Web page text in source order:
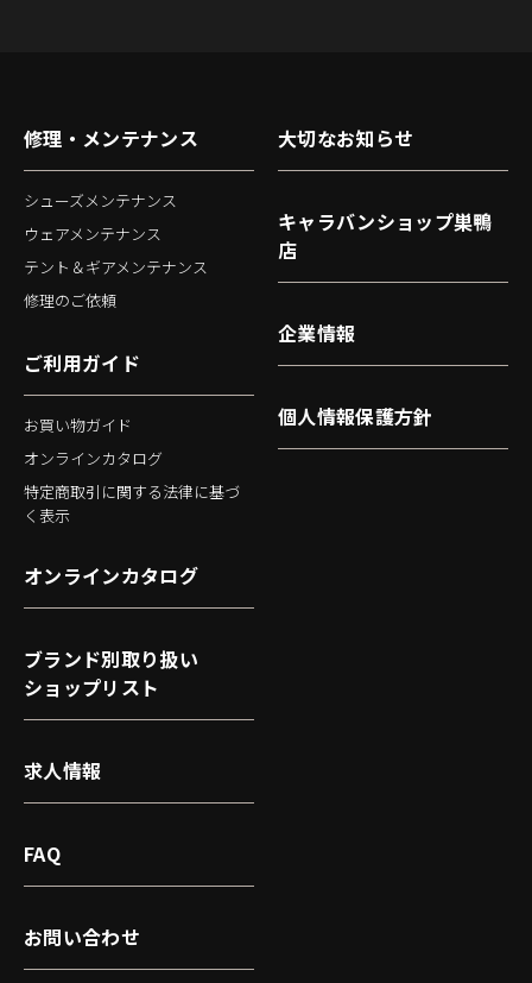
修理・メンテナンス
シューズメンテナンス
ウェアメンテナンス
テント＆ギアメンテナンス
修理のご依頼
ご利用ガイド
お買い物ガイド
オンラインカタログ
特定商取引に関する法律に基づ
く表示
大切なお知らせ
キャラバンショップ巣鴨
店
企業情報
個人情報保護方針
オンラインカタログ
ブランド別取り扱い
ショップリスト
求人情報
FAQ
お問い合わせ